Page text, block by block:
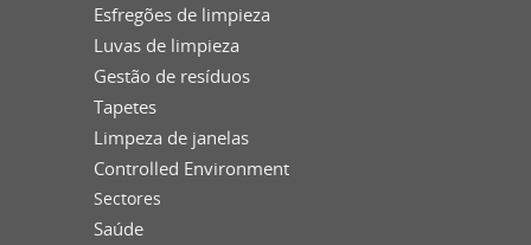
Esfregões de limpieza
Luvas de limpieza
Gestão de resíduos
Tapetes
Limpeza de janelas
Controlled Environment
Sectores
Saúde